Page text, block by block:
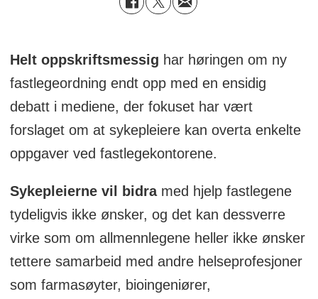
Helt oppskriftsmessig har høringen om ny
fastlegeordning endt opp med en ensidig
debatt i mediene, der fokuset har vært
forslaget om at sykepleiere kan overta enkelte
oppgaver ved fastlegekontorene.
Sykepleierne vil bidra med hjelp fastlegene
tydeligvis ikke ønsker, og det kan dessverre
virke som om allmennlegene heller ikke ønsker
tettere samarbeid med andre helseprofesjoner
som farmasøyter, bioingeniører,